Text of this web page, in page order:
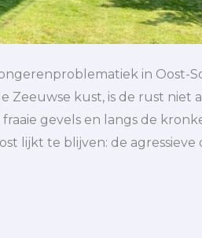
in Oost-
Zeeuwse kust, is de rust niet
gevels en langs de
lijkt te blijven: de agressieve